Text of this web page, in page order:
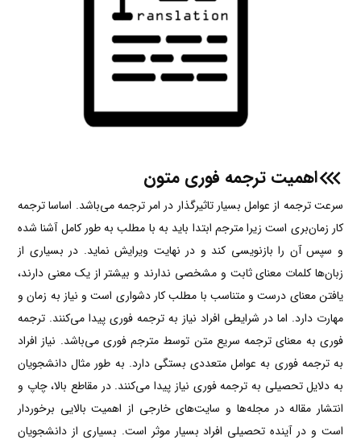
اهمیت ترجمه فوری متون
سرعت ترجمه از عوامل بسیار تاثیر‌‌گذار در امر ترجمه می‌‌باشد. اساسا ترجمه
کار زمان‌‌‌بری است زیرا مترجم ابتدا باید به با مطلب به طور کامل آشنا شده
و سپس آن را بازنویسی کند و در نهایت ویرایش نماید. در بسیاری از
زبان‌‌ها کلمات معنای ثابت و مشخصی ندارند و بیشتر از یک معنی دارند،
یافتن معنای درست و متناسب با مطلب کار دشواری است و نیاز به زمان و
مهارت دارد. اما در شرایطی افراد نیاز به ترجمه فوری پیدا می‌‌کنند. ترجمه
فوری به معنای ترجمه سریع متن توسط مترجم فوری می‌‌باشد. نیاز افراد
به ترجمه فوری به عوامل متعددی بستگی دارد. به طور مثال دانشجویان
به دلایل تحصیلی به ترجمه فوری نیاز پیدا می‌‌کنند. در مقاطع بالا، چاپ و
انتشار مقاله در مجله‌‌ها و سایت‌‌های خارجی از اهمیت بالایی برخوردار
است و در آینده‌‌ تحصیلی افراد بسیار موثر است. بسیاری از دانشجویان